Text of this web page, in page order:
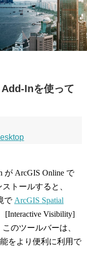
Inを使って
が ArcGIS Online で
トールすると、
で ArcGIS Spatial
Visibility]
のツールバーは、
をより便利に利用で